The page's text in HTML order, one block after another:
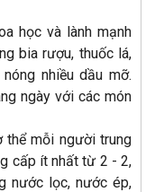
học và lành mạnh
bia rượu, thuốc lá,
nhiều dầu mỡ.
ngày với các món
thể mỗi người trung
cấp ít nhất từ 2 - 2,
nước lọc, nước ép,